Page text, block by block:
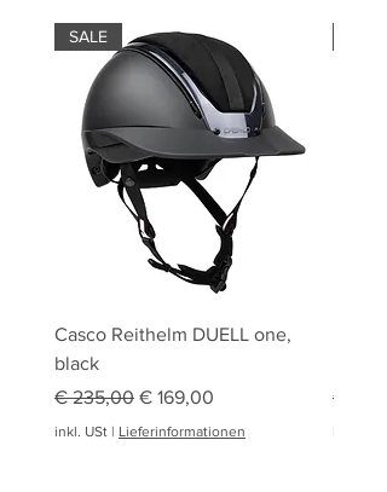
SALE
Casco Reithelm DUELL one,
black
Standardpreis
€ 235,00 Sale-Preis
€ 169,00
inkl. USt | Lieferinformationen
€